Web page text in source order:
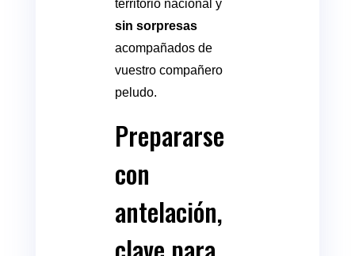
territorio nacional y
sin sorpresas
acompañados de
vuestro compañero
peludo.
Prepararse
con
antelación,